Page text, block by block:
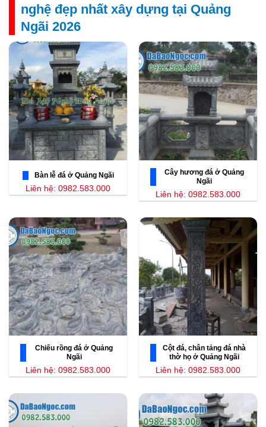
nghệ đẹp nhất xây dựng tại Quảng
Ngãi 2026
Bàn lễ đá ở Quảng Ngãi
Liên hệ: 0982.583.000
Cây hương đá ở Quảng
Ngãi
Liên hệ: 0982.583.000
Chiếu rồng đá ở Quảng
Ngãi
Liên hệ: 0982.583.000
Cột đá, chân tảng đá nhà
thờ họ ở Quảng Ngãi
Liên hệ: 0982.583.000